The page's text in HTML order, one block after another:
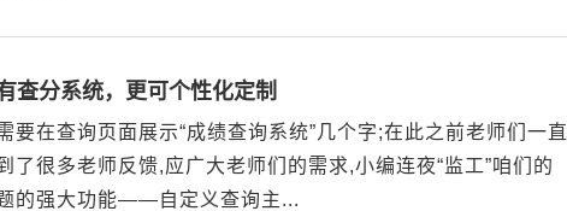
查分系统，更可个性化定制
在查询页面展示“成绩查询系统”几个字;在此之前老师们一直
很多老师反馈,应广大老师们的需求,小编连夜“监工”咱们的
的强大功能——自定义查询主...